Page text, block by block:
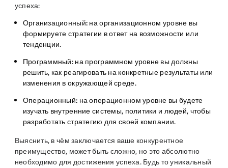
успеха:
Организационный: на организационном уровне вы
формируете стратегии в ответ на возможности или
тенденции.
Программный: на программном уровне вы должны
решить, как реагировать на конкретные результаты или
изменения в окружающей среде.
Операционный: на операционном уровне вы будете
изучать внутренние системы, политики и людей, чтобы
разработать стратегию для своей компании.
Выяснить, в чём заключается ваше конкурентное
преимущество, может быть сложно, но это абсолютно
необходимо для достижения успеха. Будь то уникальный